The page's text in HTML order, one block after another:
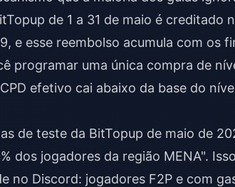
de 1 a 31 de maio é creditado
e esse reembolso acumula com os
programar uma única compra de
efetivo cai abaixo da base do
de teste da BitTopup de maio de
dos jogadores da região MENA".
no Discord: jogadores F2P e com